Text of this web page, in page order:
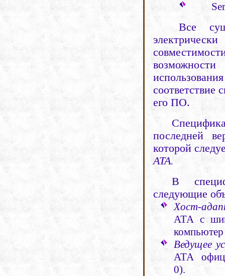
Все
соответствие
его ПО.
последней
которой
ATA.
В
следующие
Хост-
АТА с
компьютер
Ведущее
АТА
0).